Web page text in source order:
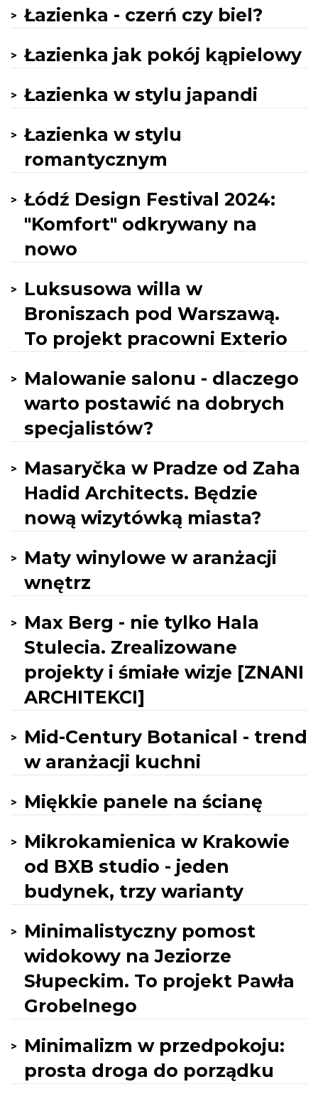
Łazienka - czerń czy biel?
Łazienka jak pokój kąpielowy
Łazienka w stylu japandi
Łazienka w stylu
romantycznym
Łódź Design Festival 2024:
"Komfort" odkrywany na
nowo
Luksusowa willa w
Broniszach pod Warszawą.
To projekt pracowni Exterio
Malowanie salonu - dlaczego
warto postawić na dobrych
specjalistów?
Masaryčka w Pradze od Zaha
Hadid Architects. Będzie
nową wizytówką miasta?
Maty winylowe w aranżacji
wnętrz
Max Berg - nie tylko Hala
Stulecia. Zrealizowane
projekty i śmiałe wizje [ZNANI
ARCHITEKCI]
Mid-Century Botanical - trend
w aranżacji kuchni
Miękkie panele na ścianę
Mikrokamienica w Krakowie
od BXB studio - jeden
budynek, trzy warianty
Minimalistyczny pomost
widokowy na Jeziorze
Słupeckim. To projekt Pawła
Grobelnego
Minimalizm w przedpokoju:
prosta droga do porządku